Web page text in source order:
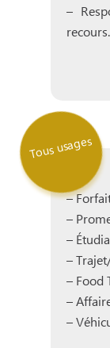
–
recours.
Tous usages
–
–
–
–
– Food
–
–